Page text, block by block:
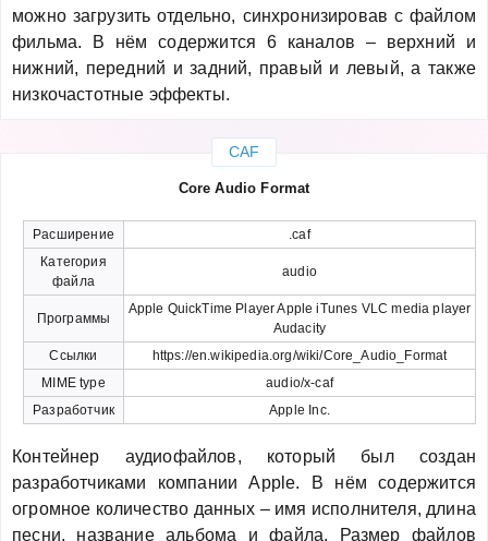
можно загрузить отдельно, синхронизировав с файлом
фильма. В нём содержится 6 каналов – верхний и
нижний, передний и задний, правый и левый, а также
низкочастотные эффекты.
CAF
Core Audio Format
Расширение
.caf
Категория
файла
audio
Программы
Apple QuickTime Player Apple iTunes VLC media player
Audacity
Ссылки
https://en.wikipedia.org/wiki/Core_Audio_Format
MIME type
audio/x-caf
Разработчик
Apple Inc.
Контейнер аудиофайлов, который был создан
разработчиками компании Apple. В нём содержится
огромное количество данных – имя исполнителя, длина
песни, название альбома и файла. Размер файлов